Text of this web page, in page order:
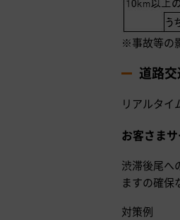
※事故等の
道路交
リアルタイ
お客さま
渋滞後尾へ
ますの確保
対策例